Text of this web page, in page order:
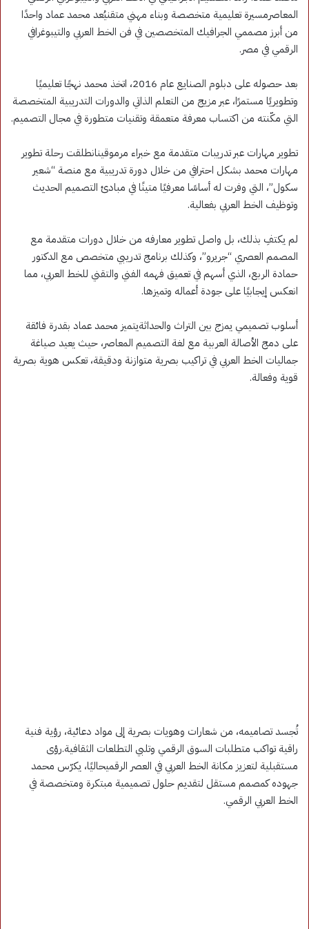
المعاصرمسيرة تعليمية متخصصة وبناء مهني متقنيُعد محمد عماد واحدًا
من أبرز مصممي الجرافيك المتخصصين في فن الخط العربي والتيبوغرافي
الرقمي في مصر.
بعد حصوله على دبلوم الصنايع عام 2016، اتخذ محمد نهجًا تعليميًا
وتطويريًا مستمرًا، عبر مزيج من التعلم الذاتي والدورات التدريبية المتخصصة
التي مكّنته من اكتساب معرفة متعمقة وتقنيات متطورة في مجال التصميم.
تطوير مهارات عبر تدريبات متقدمة مع خبراء مرموقينانطلقت رحلة تطوير
مهارات محمد بشكل احترافي من خلال دورة تدريبية مع منصة “شعير
سكول”، التي وفرت له أساسًا معرفيًا متينًا في مبادئ التصميم الحديث
وتوظيف الخط العربي بفعالية.
لم يكتفِ بذلك، بل واصل تطوير معارفه من خلال دورات متقدمة مع
المصمم العصري “جريرو”، وكذلك برنامج تدريبي متخصص مع الدكتور
حمادة الربع، الذي أسهم في تعميق فهمه الفني والتقني للخط العربي، مما
انعكس إيجابيًا على جودة أعماله وتميزها.
أسلوب تصميمي يمزج بين التراث والحداثةيتميز محمد عماد بقدرة فائقة
على دمج الأصالة العربية مع لغة التصميم المعاصر، حيث يعيد صياغة
جماليات الخط العربي في تراكيب بصرية متوازنة ودقيقة، تعكس هوية بصرية
قوية وفعالة.
تُجسد تصاميمه، من شعارات وهويات بصرية إلى مواد دعائية، رؤية فنية
راقية تواكب متطلبات السوق الرقمي وتلبي التطلعات الثقافية.رؤى
مستقبلية لتعزيز مكانة الخط العربي في العصر الرقميحاليًا، يكرّس محمد
جهوده كمصمم مستقل لتقديم حلول تصميمية مبتكرة ومتخصصة في
الخط العربي الرقمي.